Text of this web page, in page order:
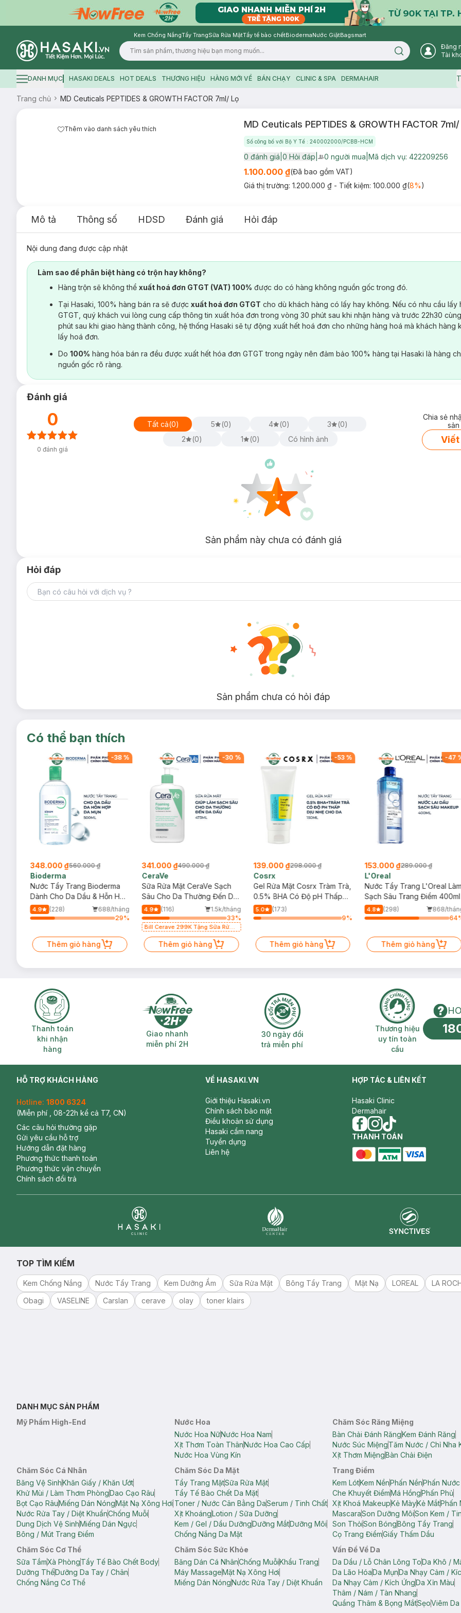
Kem Chống NắngTẩy TrangSữa Rửa MặtTẩy tế bào chếtBiodermaNước GiặtBagsmart
Logo
Search icon
Đăng
Tài
Hamburger icon
DANH MỤC HASAKI DEALS HOT DEALS THƯƠNG HIỆU HÀNG MỚI VỀ BÁN CHẠY CLINIC & SPA DERMAHAIR
Trang chủ MD Ceuticals PEPTIDES & GROWTH FACTOR 7ml/ Lọ
Thêm vào danh sách yêu thích MD Ceuticals PEPTIDES & GROWTH FACTOR
Số công bố với Bộ Y Tế : 240002000/PCBB-HCM
0 đánh giá 0 Hỏi đáp User Product Icon
0 người mua Mã dịch vụ: 422209256
1.100.000 ₫(Đã bao gồm VAT)
Giá thị trường: 1.200.000 ₫ - Tiết kiệm: 100.000 ₫(8%)
Mô tả Thông số HDSD Đánh giá Hỏi đáp
Nội dung đang được cập nhật
Làm sao để phân biệt hàng có trộn hay không?
Hàng trộn sẽ không thể xuất hoá đơn GTGT (VAT) 100% được do có hàng không nguồn gốc trong đó.
Tại Hasaki, 100% hàng bán ra sẽ được xuất hoá đơn GTGT cho dù khách hàng có lấy hay không. Nếu có nhu cầu lấy
GTGT, quý khách vui lòng cung cấp thông tin xuất hóa đơn trong vòng 30 phút sau khi nhận hàng và trước 22h30
phút sau khi giao hàng thành công, hệ thống Hasaki sẽ tự động xuất hết hoá đơn cho những hàng hoá mà khách hàng
lấy hoá đơn.
Do 100% hàng hóa bán ra đều được xuất hết hóa đơn GTGT trong ngày nên đảm bảo 100% hàng tại Hasaki là hàng
nguồn gốc rõ ràng.
Đánh giá
0
0 đánh giá
Tất cả(0) 5 (0) 4 (0) 3 (0)
2
(0) 1 (0) Có hình ảnh
Chia sẻ
Viết
Sản phẩm này chưa có đánh giá
Hỏi đáp
Sản phẩm chưa có hỏi đáp
Có thể bạn thích
-38%
348.000 ₫560.000 ₫
Bioderma
Nước Tẩy Trang Bioderma
Dành Cho Da Dầu & Hỗn Hợp
500ml
4.9 (228)
688/tháng
29%
Thêm giỏ hàng
-30 %
341.000 ₫490.000 ₫
CeraVe
Sữa Rửa Mặt CeraVe Sạch
Sâu Cho Da Thường Đến Da
Dầu 473ml
4.9 (116)
1.5k/tháng
33%
Bill Cerave 299K Tặng Sữa Rửa
Thêm giỏ hàng
-53%
139.000 ₫298.000 ₫
Cosrx
Gel Rửa Mặt Cosrx Tràm Trà,
0.5% BHA Có Độ pH Thấp
150ml
5.0
(173)
9%
Thêm giỏ hàng
-47
153.000 ₫289.000 ₫
L'Oreal
Nước Tẩy Trang L'Oreal
Sạch Sâu Trang Điểm 400ml
4.8 (298)
868/
64
Thêm giỏ hàng
Thanh toán khi nhận hàng
Thanh toán
khi nhận
hàng
Giao nhanh miễn phí 2H
Giao nhanh
miễn phí 2H
30 ngày đổi trả miễn phí
30 ngày đổi
trả miễn phí
Thương hiệu
Thương hiệu
uy tín toàn
cầu
HỖ TRỢ KHÁCH HÀNG
Hotline: 1800 6324
(Miễn phí , 08-22h kể cả T7, CN)
Các câu hỏi thường gặp
Gửi yêu cầu hỗ trợ
Hướng dẫn đặt hàng
Phương thức thanh toán
Phương thức vận chuyển
Chính sách đổi trả
VỀ HASAKI.VN
Giới thiệu Hasaki.vn
Chính sách bảo mật
Điều khoản sử dụng
Hasaki cẩm nang
Tuyển dụng
Liên hệ
HỢP TÁC & LIÊN KẾT
Hasaki Clinic
Dermahair
facebook
instagram
tiktok
THANH TOÁN
TOP TÌM KIẾM
Kem Chống Nắng Nước Tẩy Trang Kem Dưỡng Ẩm Sữa Rửa Mặt Bông Tẩy Trang Mặt Nạ LOREAL
LA
Obagi
VASELINE Carslan cerave olay toner klairs
DANH MỤC SẢN PHẨM
Mỹ Phẩm High-End
Nước Hoa
Nước Hoa NữNước Hoa Nam
Xịt Thơm Toàn ThânNước Hoa Cao Cấp
Nước Hoa Vùng Kín
Chăm Sóc Răng Miệng
Bàn Chải Đánh RăngKem Đánh Răng
Nước Súc MiệngTăm Nước / Chỉ Nha
Xịt Thơm MiệngBàn Chải Điện
Chăm Sóc Cá Nhân
Băng Vệ SinhKhăn Giấy / Khăn Ướt
Khử Mùi / Làm Thơm PhòngDao Cạo Râu
Bọt Cạo RâuMiếng Dán NóngMặt Nạ Xông Hơi
Nước Rửa Tay / Diệt KhuẩnChống Muỗi
Dung Dịch Vệ SinhMiếng Dán Ngực
Bông / Mút Trang Điểm
Chăm Sóc Da Mặt
Tẩy Trang MặtSữa Rửa Mặt
Tẩy Tế Bào Chết Da Mặt
Toner / Nước Cân Bằng DaSerum / Tinh Chất
Xịt KhoángLotion / Sữa Dưỡng
Kem / Gel / Dầu DưỡngDưỡng MắtDưỡng Môi
Chống Nắng Da Mặt
Trang Điểm
Kem LótKem NềnPhấn NềnPhấn
Che Khuyết ĐiểmMá HồngPhấn Phủ
Xịt Khoá MakeupKẻ MàyKẻ MắtPhấn
MascaraSon Dưỡng MôiSon Kem /
Son ThỏiSon BóngBông Tẩy Trang
Cọ Trang ĐiểmGiấy Thấm Dầu
Chăm Sóc Cơ Thể
Sữa TắmXà PhòngTẩy Tế Bào Chết Body
Dưỡng ThểDưỡng Da Tay / Chân
Chống Nắng Cơ Thể
Chăm Sóc Sức Khỏe
Băng Dán Cá NhânChống MuỗiKhẩu Trang
Máy MassageMặt Nạ Xông Hơi
Miếng Dán NóngNước Rửa Tay / Diệt Khuẩn
Vấn Đề Về Da
Da Dầu / Lỗ Chân Lông ToDa Khô /
Da Lão HóaDa MụnDa Nhạy Cảm /
Da Nhạy Cảm / Kích ỨngDa Xỉn Màu
Thâm / Nám / Tàn Nhang
Quầng Thâm & Bọng MắtSẹoViêm